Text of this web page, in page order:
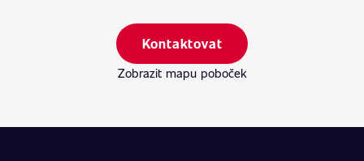
Kontaktovat
Zobrazit mapu poboček